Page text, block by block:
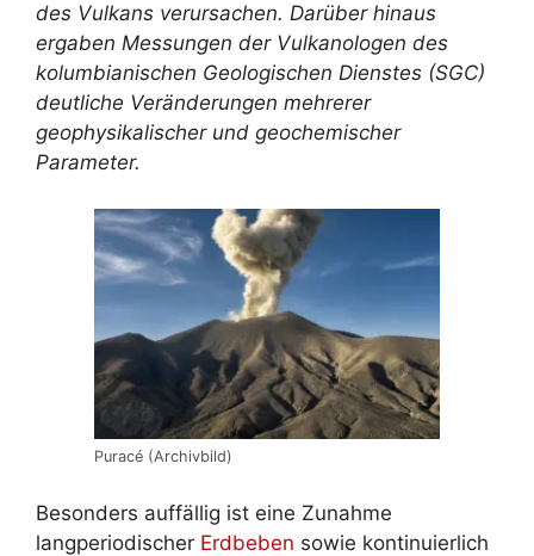
des Vulkans verursachen. Darüber hinaus
ergaben Messungen der Vulkanologen des
kolumbianischen Geologischen Dienstes (SGC)
deutliche Veränderungen mehrerer
geophysikalischer und geochemischer
Parameter.
Puracé (Archivbild)
Besonders auffällig ist eine Zunahme
langperiodischer Erdbeben sowie kontinuierlich